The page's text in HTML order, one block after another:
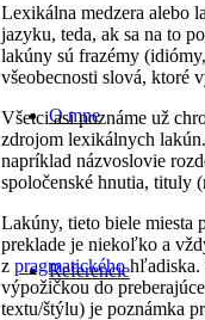
O mne
Referencie
Lexikálna medzera alebo
jazyku, teda, ak sa na to
lakúny sú frazémy
všeobecnosti slová, ktoré
Všetci asi poznáme už
zdrojom lexikálnych
napríklad názvoslovie
spoločenské hnutia, tituly
Lakúny, tieto biele miesta
preklade je niekoľko a
z pragmatickéhohľadiska.
výpožičkou do
textu/štýlu) je poznámka